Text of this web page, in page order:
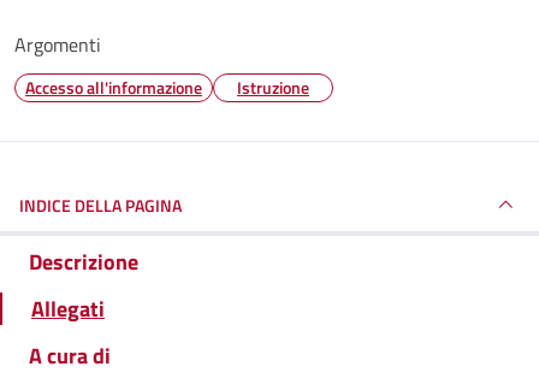
Argomenti
Accesso all'informazione Istruzione
INDICE DELLA PAGINA
Descrizione
Allegati
A cura di